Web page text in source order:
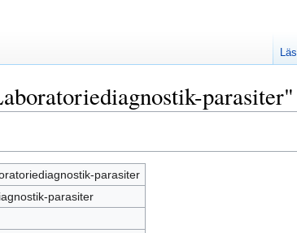
parasiter"
parasiter
parasiter
Läs